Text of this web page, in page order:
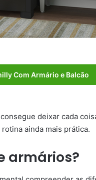
Com Armário e Balcão
deixar cada
ainda mais prática.
armários?